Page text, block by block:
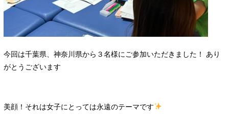
今回は千葉県、神奈川県から３名様にご参加いただきました！ あり
がとうございます
美顔！それは女子にとっては永遠のテーマです